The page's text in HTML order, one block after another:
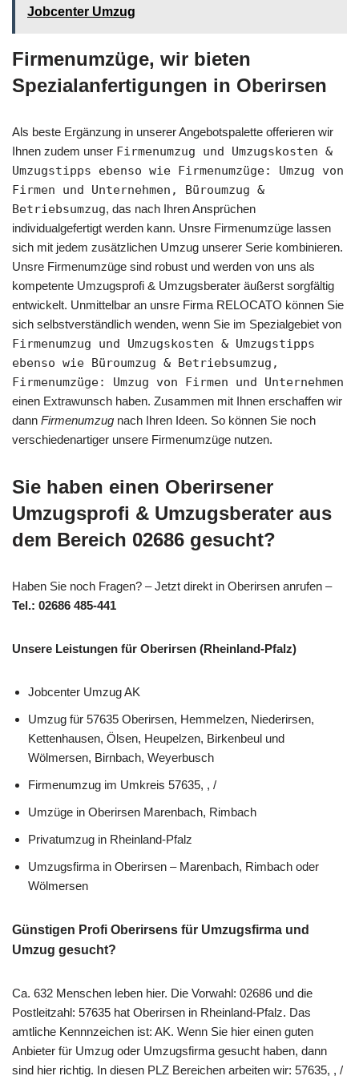
Jobcenter Umzug
Firmenumzüge, wir bieten
Spezialanfertigungen in Oberirsen
Als beste Ergänzung in unserer Angebotspalette offerieren wir
Ihnen zudem unser Firmenumzug und Umzugskosten &
Umzugstipps ebenso wie Firmenumzüge: Umzug von
Firmen und Unternehmen, Büroumzug &
Betriebsumzug, das nach Ihren Ansprüchen
individualgefertigt werden kann. Unsre Firmenumzüge lassen
sich mit jedem zusätzlichen Umzug unserer Serie kombinieren.
Unsre Firmenumzüge sind robust und werden von uns als
kompetente Umzugsprofi & Umzugsberater äußerst sorgfältig
entwickelt. Unmittelbar an unsre Firma RELOCATO können Sie
sich selbstverständlich wenden, wenn Sie im Spezialgebiet von
Firmenumzug und Umzugskosten & Umzugstipps
ebenso wie Büroumzug & Betriebsumzug,
Firmenumzüge: Umzug von Firmen und Unternehmen
einen Extrawunsch haben. Zusammen mit Ihnen erschaffen wir
dann Firmenumzug nach Ihren Ideen. So können Sie noch
verschiedenartiger unsere Firmenumzüge nutzen.
Sie haben einen Oberirsener
Umzugsprofi & Umzugsberater aus
dem Bereich 02686 gesucht?
Haben Sie noch Fragen? – Jetzt direkt in Oberirsen anrufen –
Tel.: 02686 485-441
Unsere Leistungen für Oberirsen (Rheinland-Pfalz)
Jobcenter Umzug AK
Umzug für 57635 Oberirsen, Hemmelzen, Niederirsen,
Kettenhausen, Ölsen, Heupelzen, Birkenbeul und
Wölmersen, Birnbach, Weyerbusch
Firmenumzug im Umkreis 57635, , /
Umzüge in Oberirsen Marenbach, Rimbach
Privatumzug in Rheinland-Pfalz
Umzugsfirma in Oberirsen – Marenbach, Rimbach oder
Wölmersen
Günstigen Profi Oberirsens für Umzugsfirma und
Umzug gesucht?
Ca. 632 Menschen leben hier. Die Vorwahl: 02686 und die
Postleitzahl: 57635 hat Oberirsen in Rheinland-Pfalz. Das
amtliche Kennnzeichen ist: AK. Wenn Sie hier einen guten
Anbieter für Umzug oder Umzugsfirma gesucht haben, dann
sind hier richtig. In diesen PLZ Bereichen arbeiten wir: 57635, , /